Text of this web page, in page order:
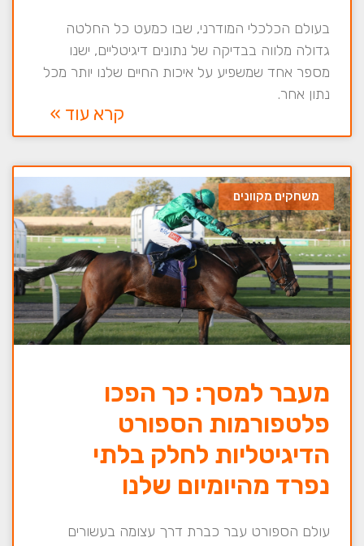
בעולם הכלכלי המודרני, שבו כמעט כל החלטה
גדולה מלווה בבדיקה של נתונים דיגיטליים, ישנו
מספר אחד שמשפיע על איכות החיים שלנו יותר מכל
נתון אחר.
קרא עוד »
משחקים מקוונים
מעבר למסך: כך הפכו
פלטפורמות הספורט
הדיגיטליות לחלק בלתי
נפרד מהיומיום שלנו
עולם הספורט עבר כברת דרך עצומה בעשורים